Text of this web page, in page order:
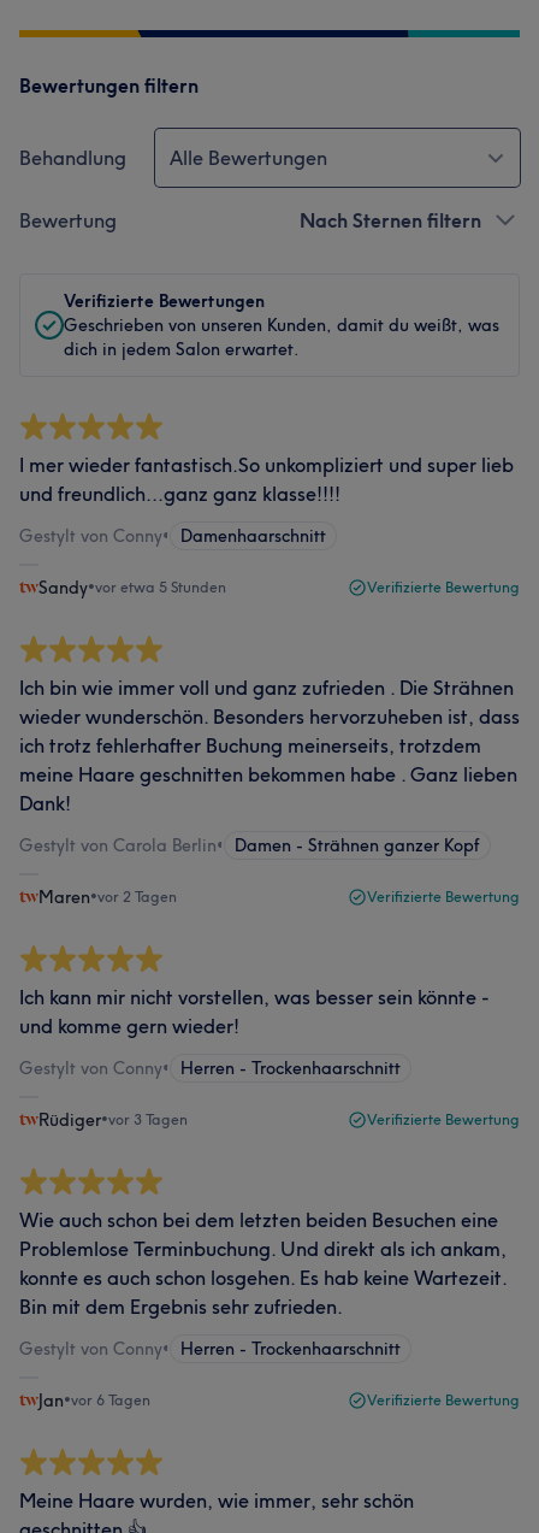
Bewertungen filtern
Behandlung Alle Bewertungen
Bewertung Nach Sternen filtern
Verifizierte Bewertungen
Geschrieben von unseren Kunden, damit du weißt, was
dich in jedem Salon erwartet.
I mer wieder fantastisch.So unkompliziert und super lieb
und freundlich...ganz ganz klasse!!!!
Gestylt von Conny• Damenhaarschnitt
Sandy•vor etwa 5 Stunden Verifizierte Bewertung
Ich bin wie immer voll und ganz zufrieden . Die Strähnen
wieder wunderschön. Besonders hervorzuheben ist, dass
ich trotz fehlerhafter Buchung meinerseits, trotzdem
meine Haare geschnitten bekommen habe . Ganz lieben
Dank!
Gestylt von Carola Berlin• Damen - Strähnen ganzer Kopf
Maren•vor 2 Tagen Verifizierte Bewertung
Ich kann mir nicht vorstellen, was besser sein könnte -
und komme gern wieder!
Gestylt von Conny• Herren - Trockenhaarschnitt
Rüdiger•vor 3 Tagen Verifizierte Bewertung
Wie auch schon bei dem letzten beiden Besuchen eine
Problemlose Terminbuchung. Und direkt als ich ankam,
konnte es auch schon losgehen. Es hab keine Wartezeit.
Bin mit dem Ergebnis sehr zufrieden.
Gestylt von Conny• Herren - Trockenhaarschnitt
Jan•vor 6 Tagen Verifizierte Bewertung
Meine Haare wurden, wie immer, sehr schön